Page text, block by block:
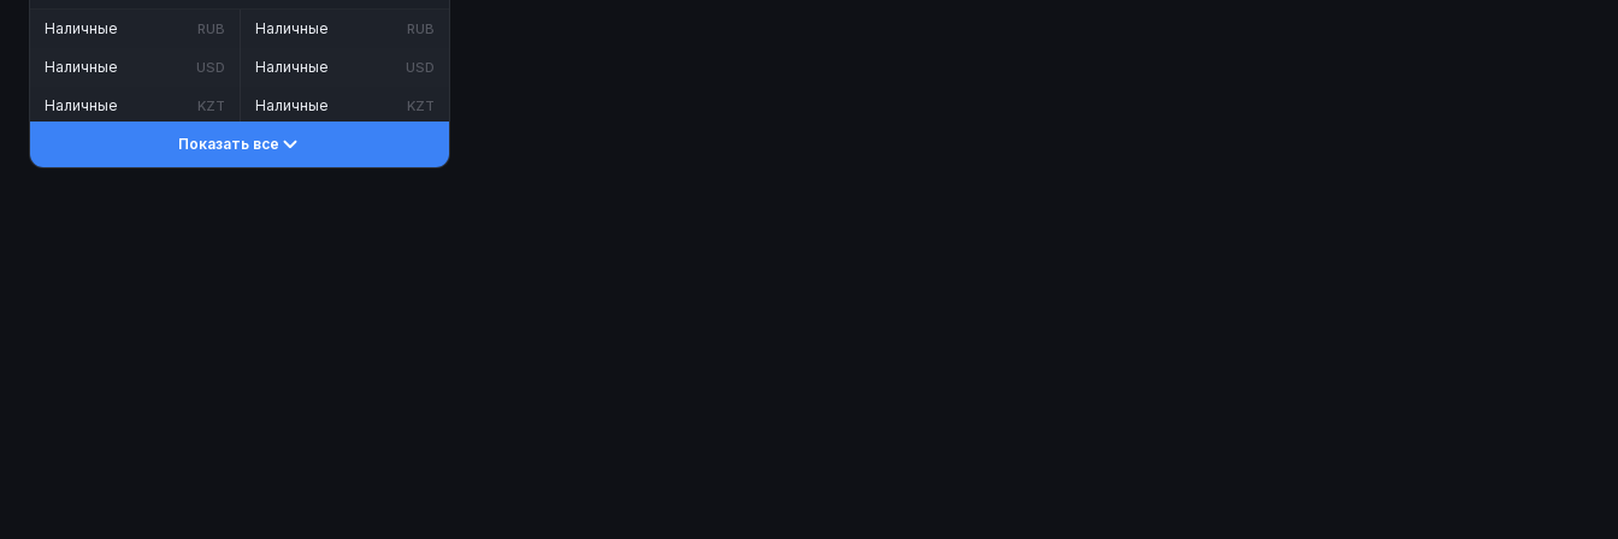
Наличные RUB
Наличные USD
Наличные KZT
Наличные RUB
Наличные USD
Наличные KZT
Показать все